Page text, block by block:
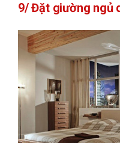
9/ Đặt giường ngủ